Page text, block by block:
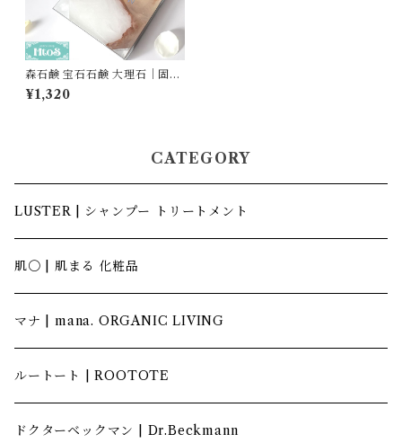
森石鹸 宝石石鹸 大理石｜固形
石鹸 おしゃれ 石鹸ギフト
¥1,320
CATEGORY
LUSTER | シャンプー トリートメント
肌〇 | 肌まる 化粧品
マナ | mana. ORGANIC LIVING
ルートート | ROOTOTE
ドクターベックマン | Dr.Beckmann